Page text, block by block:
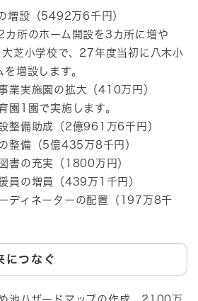
増設（5492万6千円）
所のホーム開設を3カ所に増や
芝小学校で、27年度当初に八木小
増設します。
業実施園の拡大（410万円）
園1園で実施します。
整備助成（2億961万6千円）
整備（5億435万8千円）
書の充実（1800万円）
員の増員（439万1千円）
ディネーターの配置（197万8千
につなぐ